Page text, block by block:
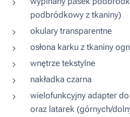
podbródkowy z tkaniny)
okulary transparentne
osłona karku z tkaniny
wnętrze tekstylne
nakładka czarna
wielofunkcyjny adapter
oraz latarek (górnych/